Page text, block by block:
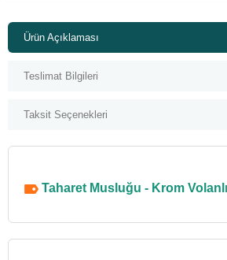
Ürün Açıklaması
Teslimat Bilgileri
Taksit Seçenekleri
Taharet Musluğu - Krom